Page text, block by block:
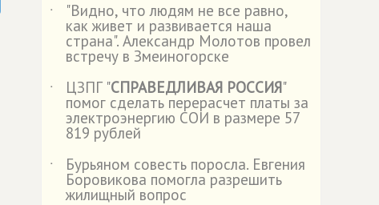
˙ "Видно, что людям не все равно,
как живет и развивается наша
страна". Александр Молотов провел
встречу в Змеиногорске
˙
ЦЗПГ "СПРАВЕДЛИВАЯ РОССИЯ"
помог сделать перерасчет платы за
электроэнергию СОИ в размере 57
819 рублей
˙
Бурьяном совесть поросла. Евгения
Боровикова помогла разрешить
жилищный вопрос